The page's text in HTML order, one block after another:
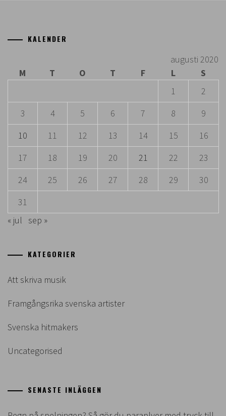
KALENDER
augusti 2020
M
T O T F L
S
1
2
3
4 5 6 7 8
9
10
11 12 13 14 15
16
17
18 19 20 21 22
23
24
25 26 27 28 29
30
31
« jul
sep »
KATEGORIER
Att skriva musik
Framgångsrika svenska artister
Svenska hitmakers
Uncategorised
SENASTE INLÄGGEN